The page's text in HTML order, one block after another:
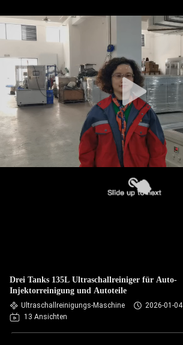
Drei Tanks 135L Ultraschallreiniger für Auto-
Injektorreinigung und Autoteile
Ultraschallreinigungs-Maschine
2026-01-04
13 Ansichten